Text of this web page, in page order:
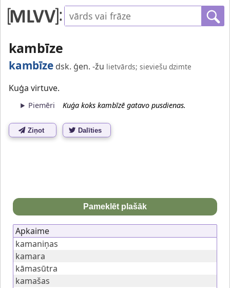
kambīze
kambīze dsk. ģen. -žu lietvārds; sieviešu dzimte
Kuģa virtuve.
Piemēri Kuģa koks kambīzē gatavo pusdienas.
Ziņot Dalīties
Pameklēt plašāk
Apkaime
kamaniņas
kamara
kāmasūtra
kamašas